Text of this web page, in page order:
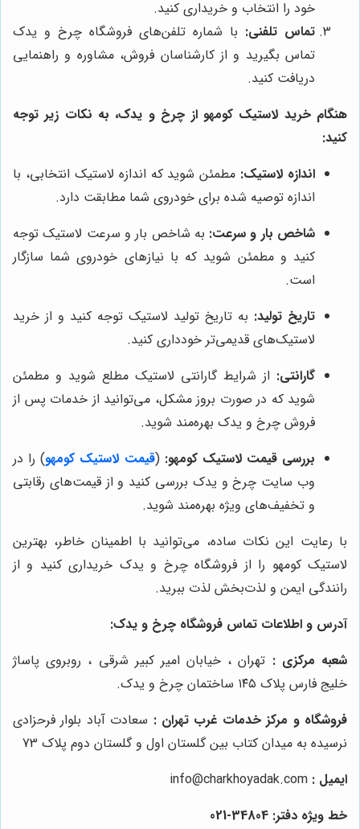
خود را انتخاب و خریداری کنید.
تماس تلفنی: با شماره تلفن‌های فروشگاه چرخ و یدک
تماس بگیرید و از کارشناسان فروش، مشاوره و راهنمایی
دریافت کنید.
هنگام خرید لاستیک کومهو از چرخ و یدک، به نکات زیر توجه
کنید:
اندازه لاستیک: مطمئن شوید که اندازه لاستیک انتخابی، با
اندازه توصیه شده برای خودروی شما مطابقت دارد.
شاخص بار و سرعت: به شاخص بار و سرعت لاستیک توجه
کنید و مطمئن شوید که با نیازهای خودروی شما سازگار
است.
تاریخ تولید: به تاریخ تولید لاستیک توجه کنید و از خرید
لاستیک‌های قدیمی‌تر خودداری کنید.
گارانتی: از شرایط گارانتی لاستیک مطلع شوید و مطمئن
شوید که در صورت بروز مشکل، می‌توانید از خدمات پس از
فروش چرخ و یدک بهره‌مند شوید.
بررسی قیمت لاستیک کومهو: (قیمت لاستیک کومهو) را در
وب سایت چرخ و یدک بررسی کنید و از قیمت‌های رقابتی
و تخفیف‌های ویژه بهره‌مند شوید.
با رعایت این نکات ساده، می‌توانید با اطمینان خاطر، بهترین
لاستیک کومهو را از فروشگاه چرخ و یدک خریداری کنید و از
رانندگی ایمن و لذت‌بخش لذت ببرید.
آدرس و اطلاعات تماس فروشگاه چرخ و یدک:
شعبه مرکزی : تهران ، خیابان امیر کبیر شرقی ، روبروی پاساژ
خلیج فارس پلاک ۱۴۵ ساختمان چرخ و یدک.
فروشگاه و مرکز خدمات غرب تهران : سعادت آباد بلوار فرحزادی
نرسیده به میدان کتاب بین گلستان اول و گلستان دوم پلاک 73
ایمیل :
خط ویژه دفتر: 34804-021